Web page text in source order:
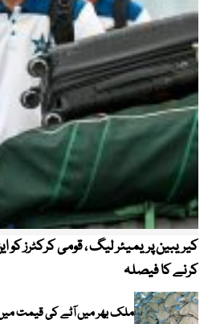
کرنے کا فیصلہ
ملک بھر میں آٹے کی قیمت